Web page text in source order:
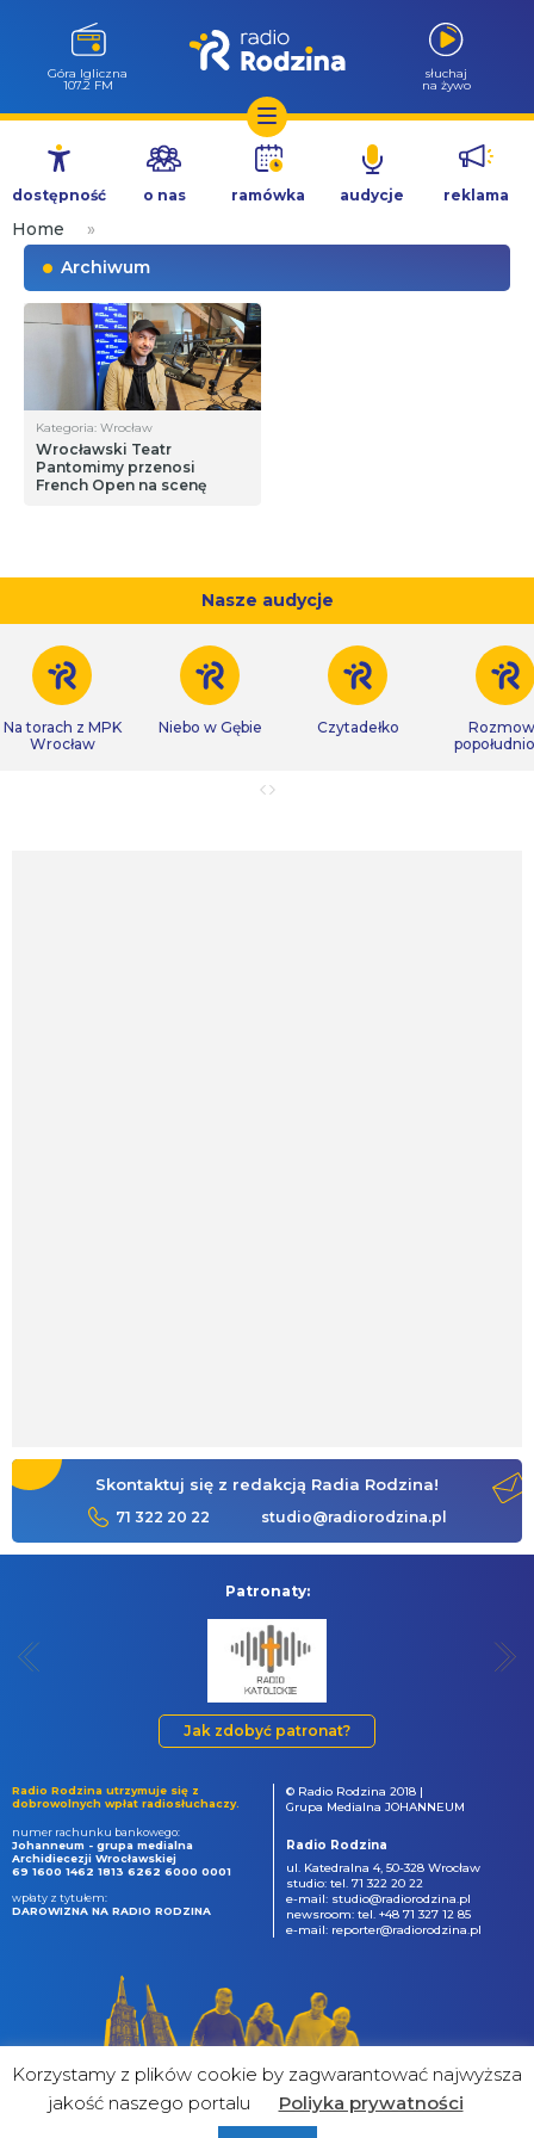
Przejdź
treści
Góra Igliczna
107.2 FM
słuchaj
na żywo
dostępność o nas ramówka audycje reklama
Home
»
Archiwum
Kategoria: Wrocław
Wrocławski Teatr
Pantomimy przenosi
French Open na scenę
Nasze audycje
Na torach z MPK
Wrocław
Niebo w Gębie Czytadełko
Skontaktuj się z redakcją Radia Rodzina!
71 322 20 22 studio@radiorodzina.pl
Patronaty:
Jak zdobyć patronat?
Radio Rodzina utrzymuje się z
dobrowolnych wpłat radiosłuchaczy.
numer rachunku bankowego:
Johanneum - grupa medialna
Archidiecezji Wrocławskiej
69 1600 1462 1813 6262 6000 0001
wpłaty z tytułem:
DAROWIZNA NA RADIO RODZINA
© Radio Rodzina 2018 |
Grupa Medialna JOHANNEUM
Radio Rodzina
ul. Katedralna 4, 50-328 Wrocław
studio: tel. 71 322 20 22
e-mail: studio@radiorodzina.pl
newsroom: tel. +48 71 327 12 85
e-mail: reporter@radiorodzina.pl
Korzystamy z plików cookie by zagwarantować najwyższa
jakość naszego portalu
Poliyka prywatności